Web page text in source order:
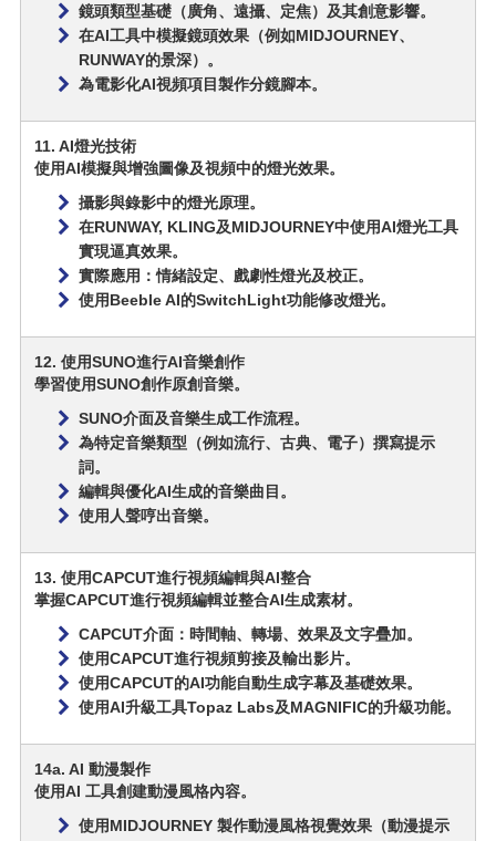
鏡頭類型基礎（廣角、遠攝、定焦）及其創意影響。
在AI工具中模擬鏡頭效果（例如MIDJOURNEY、
RUNWAY的景深）。
為電影化AI視頻項目製作分鏡腳本。
11. AI燈光技術
使用AI模擬與增強圖像及視頻中的燈光效果。
攝影與錄影中的燈光原理。
在RUNWAY, KLING及MIDJOURNEY中使用AI燈光工具
實現逼真效果。
實際應用：情緒設定、戲劇性燈光及校正。
使用Beeble AI的SwitchLight功能修改燈光。
12. 使用SUNO進行AI音樂創作
學習使用SUNO創作原創音樂。
SUNO介面及音樂生成工作流程。
為特定音樂類型（例如流行、古典、電子）撰寫提示
詞。
編輯與優化AI生成的音樂曲目。
使用人聲哼出音樂。
13. 使用CAPCUT進行視頻編輯與AI整合
掌握CAPCUT進行視頻編輯並整合AI生成素材。
CAPCUT介面：時間軸、轉場、效果及文字疊加。
使用CAPCUT進行視頻剪接及輸出影片。
使用CAPCUT的AI功能自動生成字幕及基礎效果。
使用AI升級工具Topaz Labs及MAGNIFIC的升級功能。
14a. AI 動漫製作
使用AI 工具創建動漫風格內容。
使用MIDJOURNEY 製作動漫風格視覺效果（動漫提示